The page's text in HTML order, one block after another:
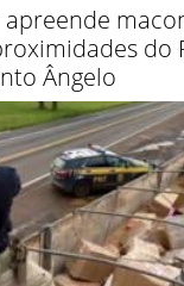
do
Ângelo